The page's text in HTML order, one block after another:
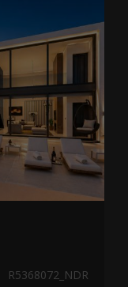
R5368072_NDR